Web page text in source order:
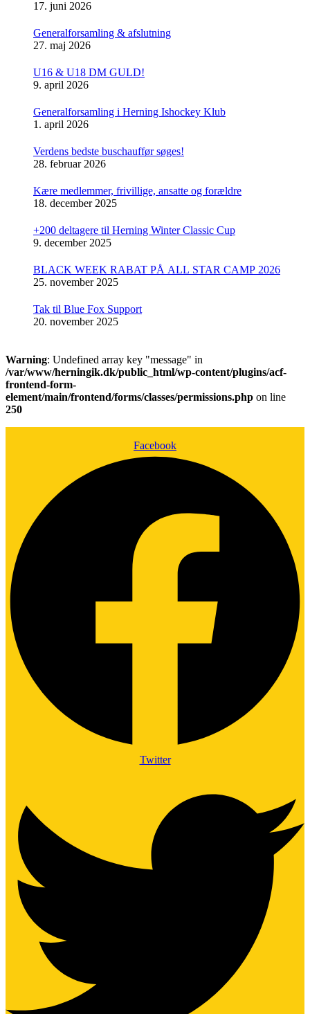
17. juni 2026
Generalforsamling & afslutning
27. maj 2026
U16 & U18 DM GULD!
9. april 2026
Generalforsamling i Herning Ishockey Klub
1. april 2026
Verdens bedste buschauffør søges!
28. februar 2026
Kære medlemmer, frivillige, ansatte og forældre
18. december 2025
+200 deltagere til Herning Winter Classic Cup
9. december 2025
BLACK WEEK RABAT PÅ ALL STAR CAMP 2026
25. november 2025
Tak til Blue Fox Support
20. november 2025
Warning: Undefined array key "message" in
/var/www/herningik.dk/public_html/wp-content/plugins/acf-
frontend-form-
element/main/frontend/forms/classes/permissions.php on line
250
Facebook
Twitter